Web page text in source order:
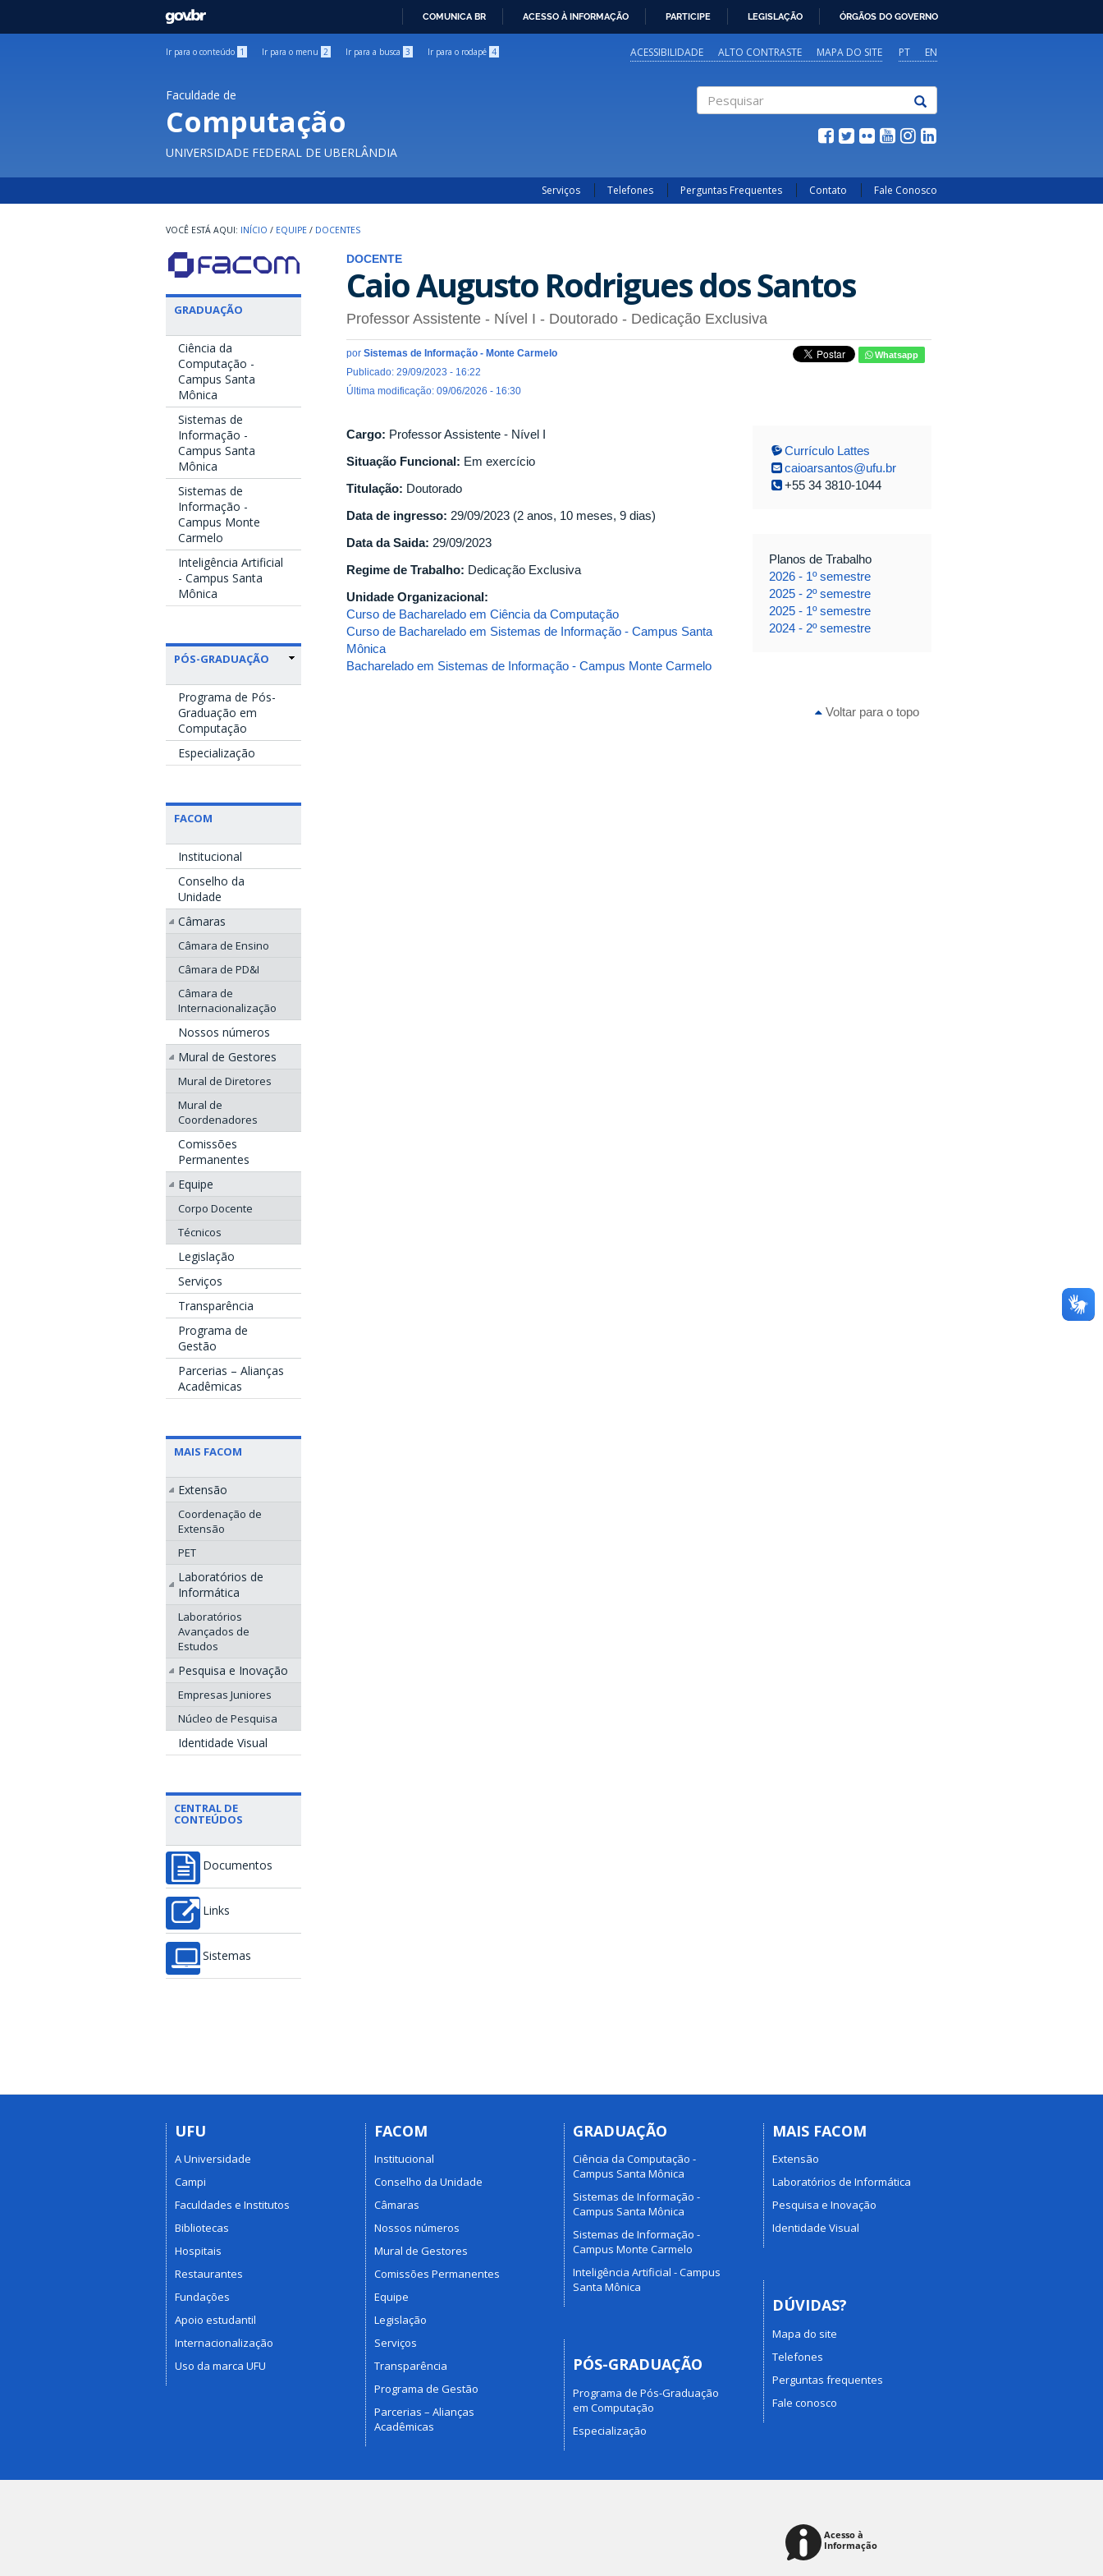
GOVBR
COMUNICA BR ACESSO À INFORMAÇÃO PARTICIPE LEGISLAÇÃO ÓRGÃOS DO GOVERNO
Ir para o conteúdo 1 Ir para o menu 2 Ir para a busca 3 Ir para o rodapé 4 PT EN
ACESSIBILIDADE ALTO CONTRASTE MAPA DO SITE
Faculdade de
Computação
UNIVERSIDADE FEDERAL DE UBERLÂNDIA
Serviços Telefones Perguntas Frequentes Contato Fale Conosco
INÍCIO / EQUIPE / DOCENTES
GRADUAÇÃO
Ciência da
Computação -
Campus Santa
Mônica
Sistemas de
Informação -
Campus Santa
Mônica
Sistemas de
Informação -
Campus Monte
Carmelo
Inteligência Artificial
- Campus Santa
Mônica
PÓS-GRADUAÇÃO
Programa de Pós-
Graduação em
Computação
Especialização
FACOM
Institucional
Conselho da
Unidade
Câmaras
Câmara de Ensino
Câmara de PD&I
Câmara de
Internacionalização
Nossos números
Mural de Gestores
Mural de Diretores
Mural de
Coordenadores
Comissões
Permanentes
Equipe
Corpo Docente
Técnicos
Legislação
Serviços
Transparência
Programa de
Gestão
Parcerias – Alianças
Acadêmicas
MAIS FACOM
Extensão
Coordenação de
Extensão
PET
Laboratórios de
Informática
Laboratórios
Avançados de
Estudos
Pesquisa e Inovação
Empresas Juniores
Núcleo de Pesquisa
Identidade Visual
CENTRAL DE
CONTEÚDOS
Documentos
Links
Sistemas
DOCENTE
Caio Augusto Rodrigues dos Santos
Professor Assistente - Nível I - Doutorado - Dedicação Exclusiva
por Sistemas de Informação - Monte Carmelo
Publicado: 29/09/2023 - 16:22
Última modificação: 09/06/2026 - 16:30
Whatsapp
Cargo: Professor Assistente - Nível I
Situação Funcional: Em exercício
Titulação: Doutorado
Data de ingresso: 29/09/2023 (2 anos, 10 meses, 9 dias)
Data da Saida: 29/09/2023
Regime de Trabalho: Dedicação Exclusiva
Unidade Organizacional:
Curso de Bacharelado em Ciência da Computação
Curso de Bacharelado em Sistemas de Informação - Campus Santa
Mônica
Bacharelado em Sistemas de Informação - Campus Monte Carmelo
Currículo Lattes
caioarsantos@ufu.br
+55 34 3810-1044
Planos de Trabalho
2026 - 1º semestre
2025 - 2º semestre
2025 - 1º semestre
2024 - 2º semestre
Voltar para o topo
UFU
A Universidade
Campi
Faculdades e Institutos
Bibliotecas
Hospitais
Restaurantes
Fundações
Apoio estudantil
Internacionalização
Uso da marca UFU
FACOM
Institucional
Conselho da Unidade
Câmaras
Nossos números
Mural de Gestores
Comissões Permanentes
Equipe
Legislação
Serviços
Transparência
Programa de Gestão
Parcerias – Alianças
Acadêmicas
GRADUAÇÃO
Ciência da Computação -
Campus Santa Mônica
Sistemas de Informação -
Campus Santa Mônica
Sistemas de Informação -
Campus Monte Carmelo
Inteligência Artificial - Campus
Santa Mônica
PÓS-GRADUAÇÃO
Programa de Pós-Graduação
em Computação
Especialização
MAIS FACOM
Extensão
Laboratórios de Informática
Pesquisa e Inovação
Identidade Visual
DÚVIDAS?
Mapa do site
Telefones
Perguntas frequentes
Fale conosco